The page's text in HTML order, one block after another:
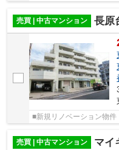
売買 | 中古マンション 長原
■新規リノベーション物件
売買 | 中古マンション マイ